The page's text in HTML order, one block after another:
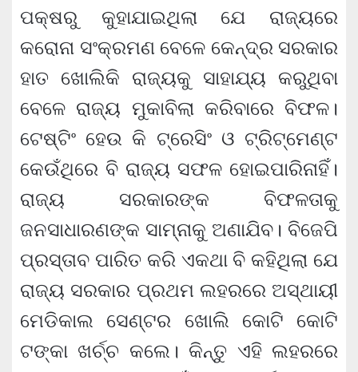
ପକ୍ଷରୁ କୁହାଯାଇଥିଲା ଯେ ରାଜ୍ୟରେ
କରୋନା ସଂକ୍ରମଣ ବେଳେ କେନ୍ଦ୍ର ସରକାର
ହାତ ଖୋଲିକି ରାଜ୍ୟକୁ ସାହାଯ୍ୟ କରୁଥିବା
ବେଳେ ରାଜ୍ୟ ମୁକାବିଲା କରିବାରେ ବିଫଳ।
ଟେଷ୍ଟିଂ ହେଉ କି ଟ୍ରେସିଂ ଓ ଟ୍ରିଟ୍‌ମେଣ୍ଟ
କେଉଁଥିରେ ବି ରାଜ୍ୟ ସଫଳ ହୋଇପାରିନାହିଁ।
ରାଜ୍ୟ ସରକାରଙ୍କ ବିଫଳତାକୁ
ଜନସାଧାରଣଙ୍କ ସାମ୍ନାକୁ ଅଣାଯିବ। ବିଜେପି
ପ୍ରସ୍ତାବ ପାରିତ କରି ଏକଥା ବି କହିଥିଲା ଯେ
ରାଜ୍ୟ ସରକାର ପ୍ରଥମ ଲହରରେ ଅସ୍ଥାୟୀ
ମେଡିକାଲ ସେଣ୍ଟର ଖୋଲି କୋଟି କୋଟି
ଟଙ୍କା ଖର୍ଚ୍ଚ କଲେ। କିନ୍ତୁ ଏହି ଲହରରେ